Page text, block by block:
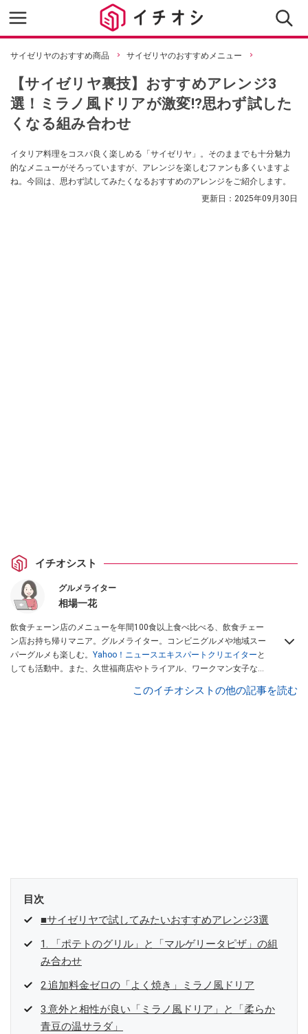
サイゼリヤのおすすめ商品 サイゼリヤのおすすめメニュー
【サイゼリヤ裏技】おすすめアレンジ3
選！ミラノ風ドリアが激変⁉思わず試した
くなる組み合わせ
イタリア料理をコスパ良く楽しめる「サイゼリヤ」。そのままでも十分魅力
的なメニューがそろっていますが、アレンジを楽しむファンも多くいますよ
ね。今回は、思わず試してみたくなるおすすめのアレンジをご紹介します。
更新日： 2025年09月30日
イチオシスト
グルメライター
相場一花
飲食チェーン店のメニューを年間100食以上食べ比べる、飲食チェー
ン店お持ち帰りマニア。グルメライター。コンビニグルメや地域スー
パーグルメも楽しむ。 Yahoo！ニュースエキスパートクリエイター と
しても活動中。また、久世福商店やトライアル、ワークマン女子など
、集英社「週刊プレイボーイ」、宝島
このイチオシストの他の記事を読む
目次
■サイゼリヤで試してみたいおすすめアレンジ3選
1. 「ポテトのグリル」と「マルゲリータピザ」の組
み合わせ
2.追加料金ゼロの「よく焼き」ミラノ風ドリア
3.意外と相性が良い「ミラノ風ドリア」と「柔らか
青豆の温サラダ」